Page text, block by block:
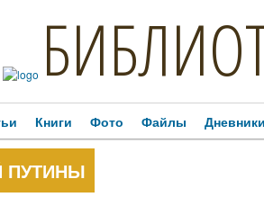
Книги Фото Файлы Дневники